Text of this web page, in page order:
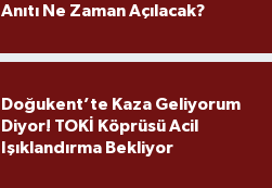
Anıtı Ne Zaman Açılacak?
Doğukent’te Kaza Geliyorum
Diyor! TOKİ Köprüsü Acil
Işıklandırma Bekliyor